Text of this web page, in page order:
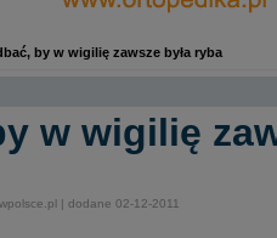
by w wigilię zawsze była ryba
w wigilię
| dodane 02-12-2011